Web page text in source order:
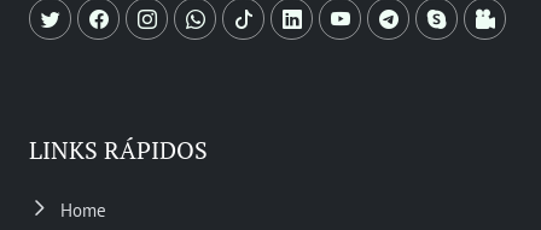
LINKS RÁPIDOS
Home